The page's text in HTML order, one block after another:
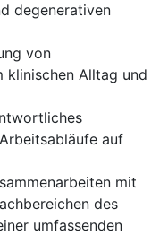
degenerativen
von
Alltag und
auf
mit
des
umfassenden